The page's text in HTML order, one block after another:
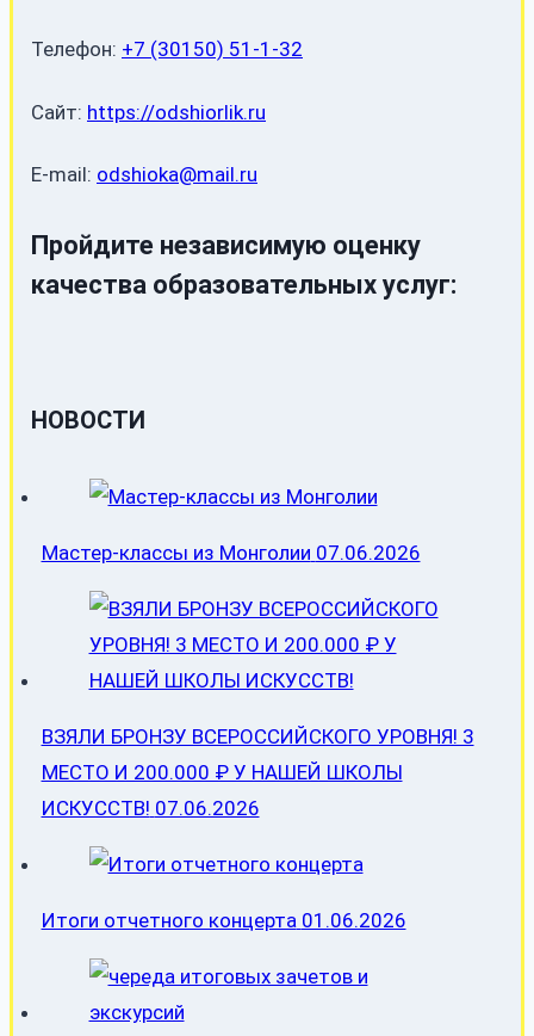
Телефон: +7 (30150) 51-1-32
Сайт: https://odshiorlik.ru
E-mail: odshioka@mail.ru
Пройдите независимую оценку
качества образовательных услуг:
НОВОСТИ
Мастер-классы из Монголии 07.06.2026
ВЗЯЛИ БРОНЗУ ВСЕРОССИЙСКОГО УРОВНЯ! 3
МЕСТО И 200.000 ₽ У НАШЕЙ ШКОЛЫ
ИСКУССТВ! 07.06.2026
Итоги отчетного концерта 01.06.2026